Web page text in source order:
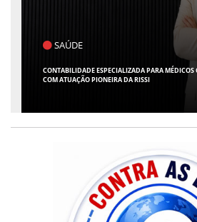
POLÍTICA
FLÁVIO CONFIRMA O DEPUTADO ALFREDO
CHAPA